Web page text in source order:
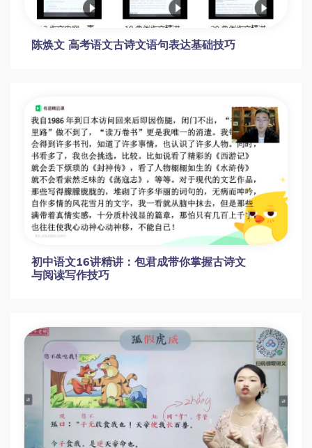
陈焕文 高考语文古诗文语句表达基础技巧
初中语文16讲精讲：包君成带你掌握古诗文
与阅读写作技巧